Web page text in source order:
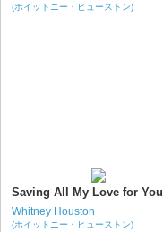
(ホイットニー・ヒューストン)
Saving All My Love for You
Whitney Houston
(ホイットニー・ヒューストン)